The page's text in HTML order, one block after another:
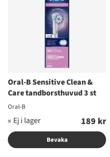
Oral-B Sensitive Clean &
Care tandborsthuvud 3 st
Oral-B
189 kr
Bevaka